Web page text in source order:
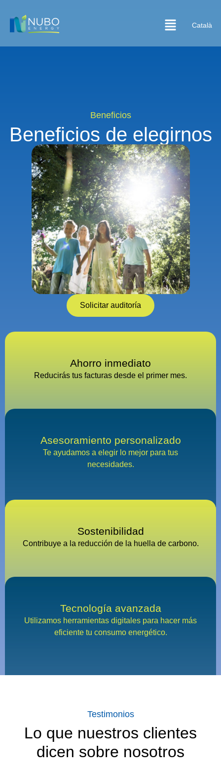
Català
Beneficios
Beneficios de elegirnos
Solicitar auditoría
Ahorro inmediato
Reducirás tus facturas desde el primer mes.
Asesoramiento personalizado
Te ayudamos a elegir lo mejor para tus
necesidades.
Sostenibilidad
Contribuye a la reducción de la huella de carbono.
Tecnología avanzada
Utilizamos herramientas digitales para hacer más
eficiente tu consumo energético.
Testimonios
Lo que nuestros clientes
dicen sobre nosotros